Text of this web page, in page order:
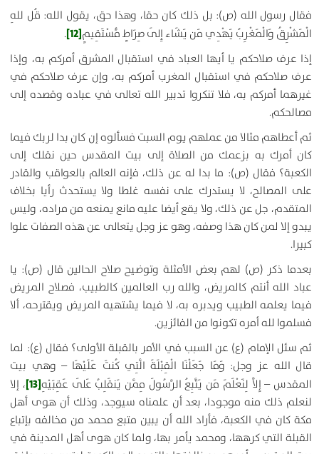
فقال رسول الله (ص): بل ذلك كان حقا، وهذا حق، يقول الله: قُل للهِ
الْمَشْرِقُ وَالْمَغْرِبُ يَهْدِي مَن يَشَاء إِلَى صِرَاطٍ مُّسْتَقِيمٍ[12]
.
إذا عرف صلاحكم يا أيها العباد في استقبال المشرق أمركم به، وإذا
عرف صلاحكم في استقبال المغرب أمركم به، وإن عرف صلاحكم في
غيرهما أمركم به، فلا تنكروا تدبير الله تعالى في عباده وقصده إلى
مصالحكم.
ثم أعطاهم مثالا من عملهم يوم السبت فسألوه إن كان بدا لربك فيما
كان أمرك به بزعمك من الصلاة إلى بيت المقدس حين نقلك إلى
الكعبة؟ فقال (ص): ما بدا له عن ذلك، فإنه العالم بالعواقب والقادر
على المصالح، لا يستدرك على نفسه غلطا ولا يستحدث رأيا بخلاف
المتقدم، جل عن ذلك، ولا يقع أيضا عليه مانع يمنعه من مراده، وليس
يبدو إلا لمن كان هذا وصفه، وهو عز وجل يتعالى عن هذه الصفات علوا
كبيرا.
بعدما ذكر (ص) لهم بعض الأمثلة وتوضيح صلاح الحالين قال (ص): يا
عباد الله أنتم كالمريض، والله رب العالمين كالطبيب، فصلاح المريض
فيما يعلمه الطبيب ويدبره به، لا فيما يشتهيه المريض ويقترحه، ألا
فسلموا لله أمره تكونوا من الفائزين.
ثم سئل الإمام (ع) عن السبب في الأمر بالقبلة الأولى؟ فقال (ع): لما
قال الله عز وجل: وَمَا جَعَلْنَا الْقِبْلَةَ الَّتِي كُنتَ عَلَيْهَا– وهي بيت
المقدس –إِلاَّ لِنَعْلَمَ مَن يَتَّبِعُ الرَّسُولَ مِمَّن يَنقَلِبُ عَلَى عَقِبَيْهِ[13] ، إلا
لنعلم ذلك منه موجودا، بعد أن علمناه سيوجد، وذلك أن هوى أهل
مكة كان في الكعبة، فأراد الله أن يبين متبع محمد من مخالفه بإتباع
القبلة التي كرهها، ومحمد يأمر بها، ولما كان هوى أهل المدينة في